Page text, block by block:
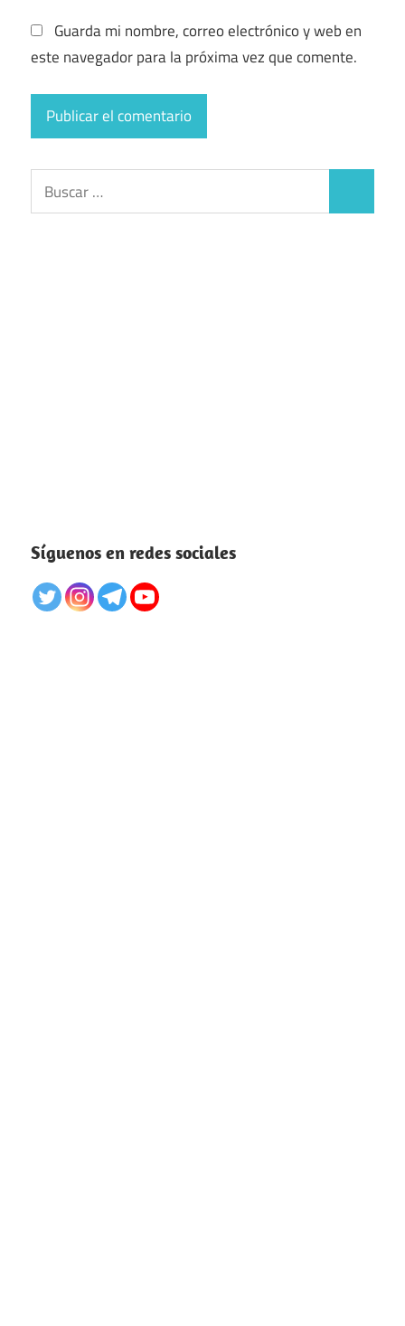
Guarda mi nombre, correo electrónico y web en
este navegador para la próxima vez que comente.
Buscar:
Síguenos en redes sociales